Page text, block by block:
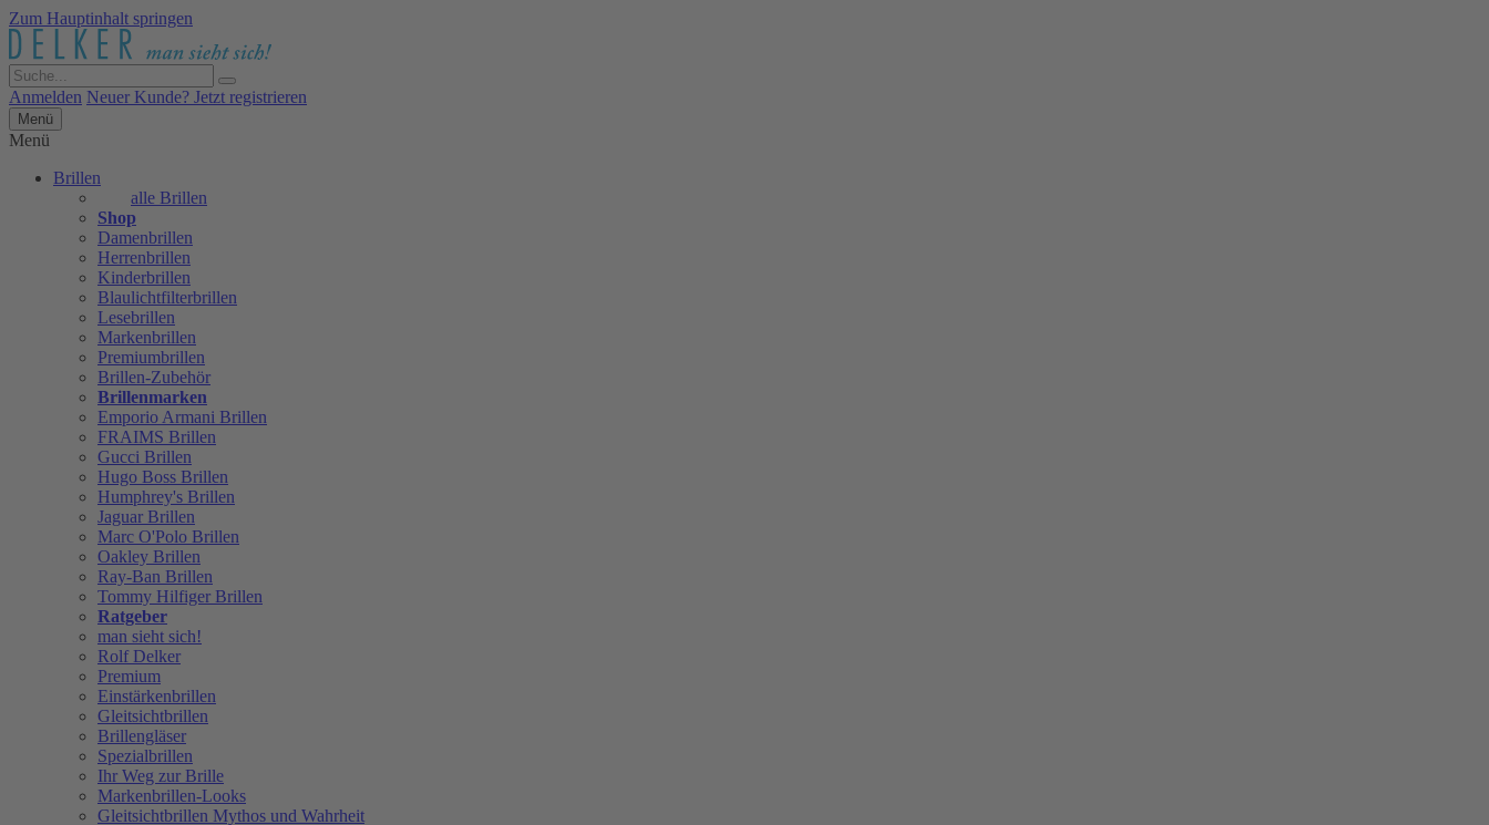
Zum Hauptinhalt springen
Anmelden Neuer Kunde? Jetzt registrieren
Menü
Menü
Brillen
alle Brillen
Shop
Damenbrillen
Herrenbrillen
Kinderbrillen
Blaulichtfilterbrillen
Lesebrillen
Markenbrillen
Premiumbrillen
Brillen-Zubehör
Brillenmarken
Emporio Armani Brillen
FRAIMS Brillen
Gucci Brillen
Hugo Boss Brillen
Humphrey's Brillen
Jaguar Brillen
Marc O'Polo Brillen
Oakley Brillen
Ray-Ban Brillen
Tommy Hilfiger Brillen
Ratgeber
man sieht sich!
Rolf Delker
Premium
Einstärkenbrillen
Gleitsichtbrillen
Brillengläser
Spezialbrillen
Ihr Weg zur Brille
Markenbrillen-Looks
Gleitsichtbrillen Mythos und Wahrheit